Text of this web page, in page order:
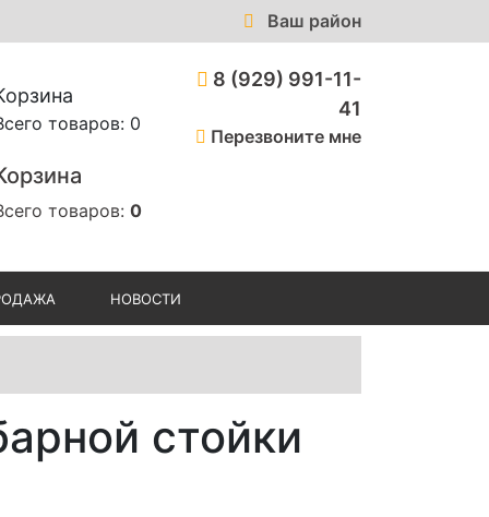
Ваш район
товаров: 0
товаров: 0
8 (929) 991-11-
41
Перезвоните мне
НОВОСТИ
стойки